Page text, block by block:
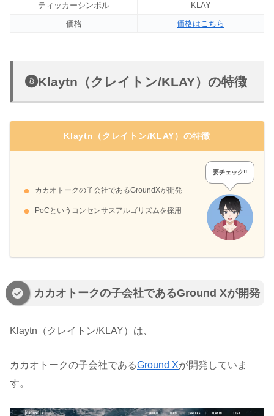
ティッカーシンボル
KLAY
価格
価格はこちら
Klaytn（クレイトン/KLAY）の特徴
Klaytn（クレイトン/KLAY）の特徴
カカオトークの子会社であるGroundXが開発
PoCというコンセンサスアルゴリズムを採用
要チェック!!
カカオトークの子会社であるGround Xが開発
Klaytn（クレイトン/KLAY）は、
カカオトークの子会社であるGround Xが開発していま
す。